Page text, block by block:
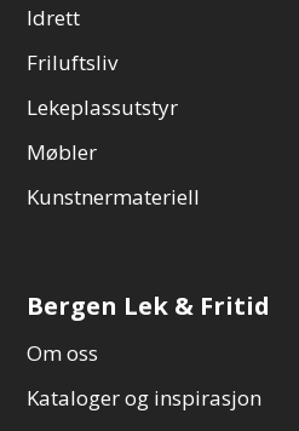
Idrett
Friluftsliv
Lekeplassutstyr
Møbler
Kunstnermateriell
Bergen Lek & Fritid
Om oss
Kataloger og inspirasjon